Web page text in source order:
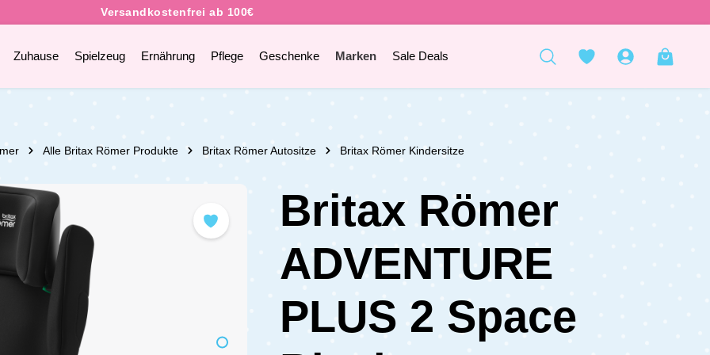
Zuhause Spielzeug Ernährung Pflege Geschenke Marken Sale Deals
Alle Britax Römer Produkte Britax Römer Autositze Britax Römer Kindersitze
Britax Römer
ADVENTURE
PLUS 2 Space